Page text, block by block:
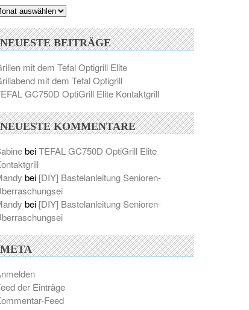
NEUESTE BEITRÄGE
mit dem Tefal Optigrill Elite
mit dem Tefal Optigrill
GC750D OptiGrill Elite Kontaktgrill
NEUESTE KOMMENTARE
beiTEFAL GC750D OptiGrill Elite
bei [DIY] Bastelanleitung Senioren-
bei [DIY] Bastelanleitung Senioren-
META
der Einträge
Feed